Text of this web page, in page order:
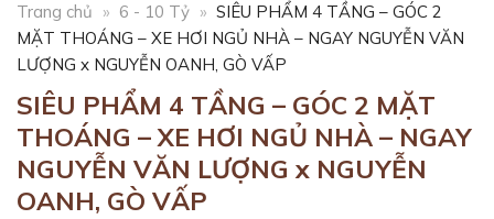
Trang chủ » 6 - 10 Tỷ » SIÊU PHẨM 4 TẦNG – GÓC 2
MẶT THOÁNG – XE HƠI NGỦ NHÀ – NGAY NGUYỄN VĂN
LƯỢNG x NGUYỄN OANH, GÒ VẤP
SIÊU PHẨM 4 TẦNG – GÓC 2 MẶT
THOÁNG – XE HƠI NGỦ NHÀ – NGAY
NGUYỄN VĂN LƯỢNG x NGUYỄN
OANH, GÒ VẤP